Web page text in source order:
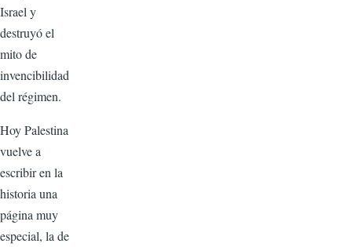
Israel y
destruyó el
mito de
invencibilidad
del régimen.
Hoy Palestina
vuelve a
escribir en la
historia una
página muy
especial, la de